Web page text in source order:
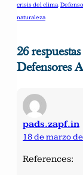
crisis del clima,
naturaleza
26
Defensores
pads.zapf.in
18 de marzo
References: